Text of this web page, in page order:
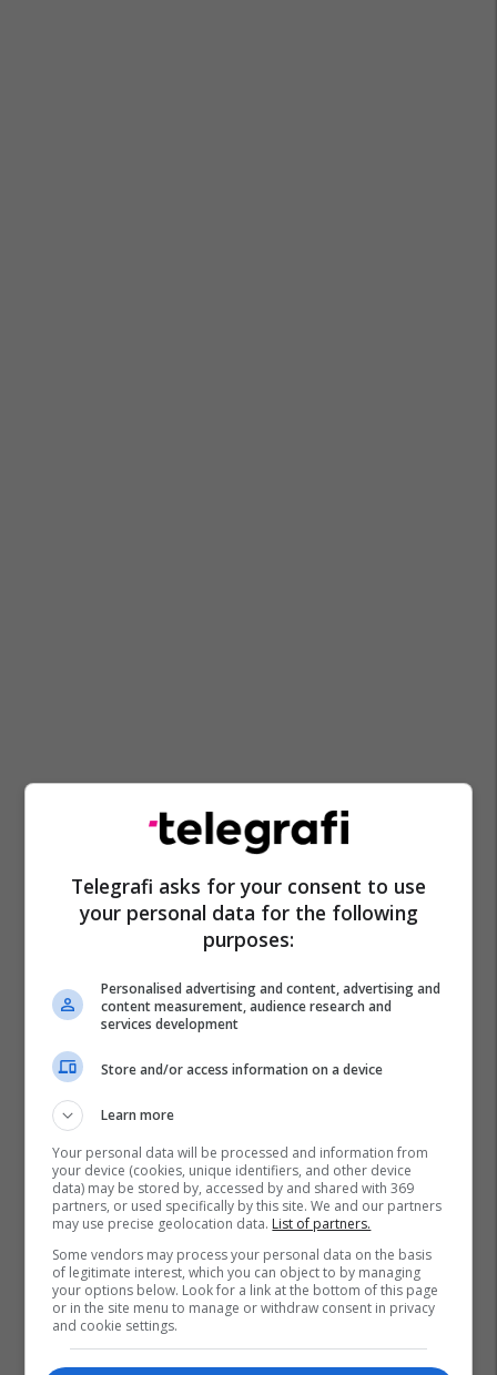
Telegrafi asks for your consent to use
your personal data for the following
purposes:
Personalised advertising and content, advertising and
content measurement, audience research and
services development
Store and/or access information on a device
Learn more
Your personal data will be processed and information from
your device (cookies, unique identifiers, and other device
data) may be stored by, accessed by and shared with 369
partners, or used specifically by this site. We and our partners
may use precise geolocation data. List of partners.
Some vendors may process your personal data on the basis
of legitimate interest, which you can object to by managing
your options below. Look for a link at the bottom of this page
or in the site menu to manage or withdraw consent in privacy
and cookie settings.